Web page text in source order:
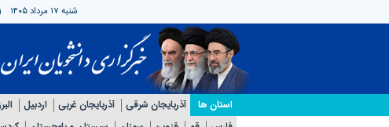
شنبه ۱۷ مرداد ۱۴۰۵
استان ها آذربایجان شرقی آذربایجان غربی اردبیل